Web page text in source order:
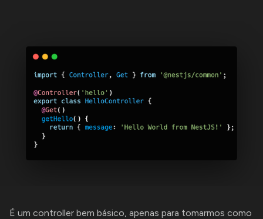
É um controller bem básico, apenas para tomarmos como